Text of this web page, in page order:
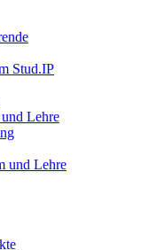
Stud.IP
Lehre
und Lehre